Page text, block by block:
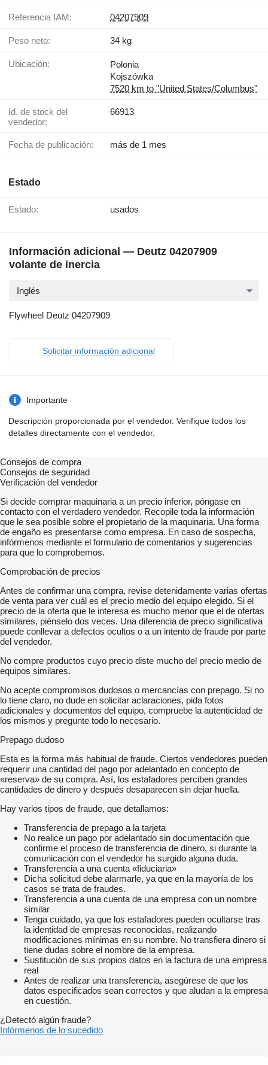
Referencia IAM: 04207909
Peso neto: 34 kg
Ubicación:
Polonia
Kojszówka
7520 km to "United States/Columbus"
Id. de stock del
vendedor:
66913
Fecha de publicación: más de 1 mes
Estado
Estado: usados
Información adicional — Deutz 04207909
volante de inercia
Inglés
Flywheel Deutz 04207909
Solicitar información adicional
Importante
Descripción proporcionada por el vendedor. Verifique todos los
detalles directamente con el vendedor.
Consejos de compra
Consejos de seguridad
Verificación del vendedor
Si decide comprar maquinaria a un precio inferior, póngase en
contacto con el verdadero vendedor. Recopile toda la información
que le sea posible sobre el propietario de la maquinaria. Una forma
de engaño es presentarse como empresa. En caso de sospecha,
infórmenos mediante el formulario de comentarios y sugerencias
para que lo comprobemos.
Comprobación de precios
Antes de confirmar una compra, revise detenidamente varias ofertas
de venta para ver cuál es el precio medio del equipo elegido. Si el
precio de la oferta que le interesa es mucho menor que el de ofertas
similares, piénselo dos veces. Una diferencia de precio significativa
puede conllevar a defectos ocultos o a un intento de fraude por parte
del vendedor.
No compre productos cuyo precio diste mucho del precio medio de
equipos similares.
No acepte compromisos dudosos o mercancías con prepago. Si no
lo tiene claro, no dude en solicitar aclaraciones, pida fotos
adicionales y documentos del equipo, compruebe la autenticidad de
los mismos y pregunte todo lo necesario.
Prepago dudoso
Esta es la forma más habitual de fraude. Ciertos vendedores pueden
requerir una cantidad del pago por adelantado en concepto de
«reserva» de su compra. Así, los estafadores perciben grandes
cantidades de dinero y después desaparecen sin dejar huella.
Hay varios tipos de fraude, que detallamos:
Transferencia de prepago a la tarjeta
No realice un pago por adelantado sin documentación que
confirme el proceso de transferencia de dinero, si durante la
comunicación con el vendedor ha surgido alguna duda.
Transferencia a una cuenta «fiduciaria»
Dicha solicitud debe alarmarle, ya que en la mayoría de los
casos se trata de fraudes.
Transferencia a una cuenta de una empresa con un nombre
similar
Tenga cuidado, ya que los estafadores pueden ocultarse tras
la identidad de empresas reconocidas, realizando
modificaciones mínimas en su nombre. No transfiera dinero si
tiene dudas sobre el nombre de la empresa.
Sustitución de sus propios datos en la factura de una empresa
real
Antes de realizar una transferencia, asegúrese de que los
datos especificados sean correctos y que aludan a la empresa
en cuestión.
¿Detectó algún fraude?
Infórmenos de lo sucedido